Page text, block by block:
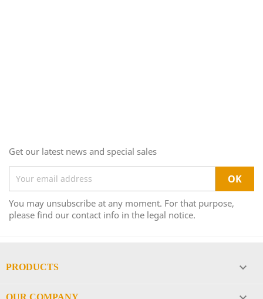
Get our latest news and special sales
You may unsubscribe at any moment. For that purpose,
please find our contact info in the legal notice.
PRODUCTS 
OUR COMPANY